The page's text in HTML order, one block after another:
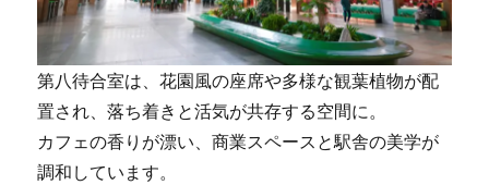
第八待合室は、花園風の座席や多様な観葉植物が配
置され、落ち着きと活気が共存する空間に。
カフェの香りが漂い、商業スペースと駅舎の美学が
調和しています。